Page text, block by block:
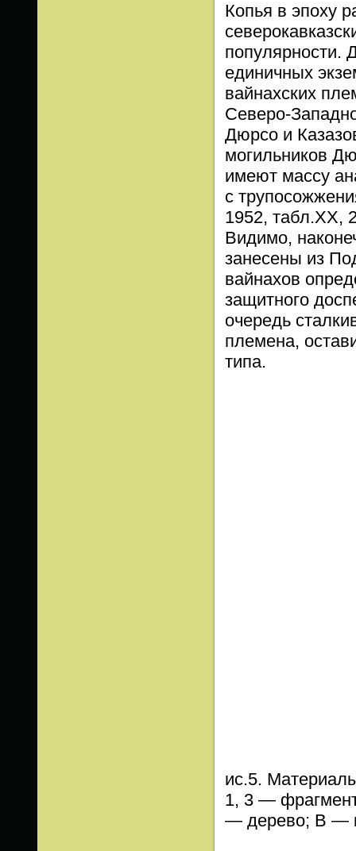
Копья в эпоху
популярности.
единичных
вайнахских
Северо-
Дюрсо и
могильников
имеют массу
с
1952, табл.ХХ,
Видимо,
занесены из
вайнахов
защитного
очередь
племена,
типа.
ис.5.
1, 3 —
— дерево; В —